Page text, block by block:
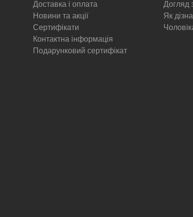
Доставка і оплата
Новини та акції
Сертифікати
Контактна інформація
Подарунковий сертифікат
Догляд
Як